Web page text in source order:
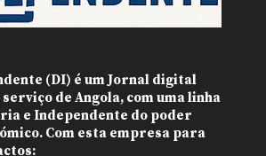
(DI) é um Jornal digital
de Angola, com uma linha
e Independente do poder
Com esta empresa para